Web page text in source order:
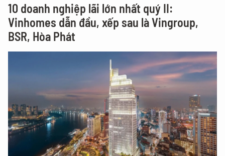
10 doanh nghiệp lãi lớn nhất quý II:
Vinhomes dẫn đầu, xếp sau là Vingroup,
BSR, Hòa Phát